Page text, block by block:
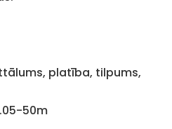
platība, tilpums,
50m